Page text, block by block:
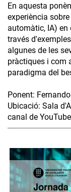
En aquesta
experiència
automàtic, IA)
través
algunes de les
pràctiques i com
paradigma del
Ponent:
Ubicació: Sala
canal de